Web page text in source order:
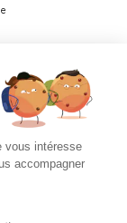
vous intéresse
accompagner